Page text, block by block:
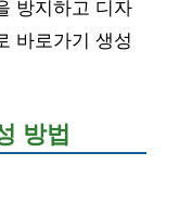
방지하고 디자
바로가기 생성
방법